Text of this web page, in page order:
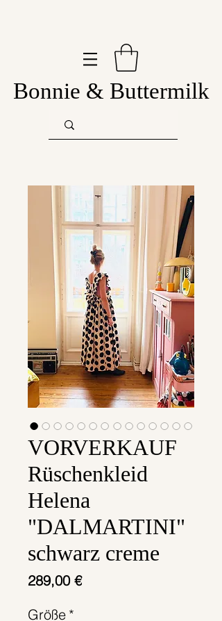
Bonnie & Buttermilk
VORVERKAUF
Rüschenkleid
Helena
"DALMARTINI"
schwarz creme
289,00 €Preis
Größe *